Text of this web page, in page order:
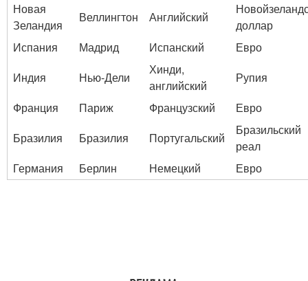
Новая
Зеландия
Веллингтон Английский
доллар
Испания
Мадрид Испанский
Евро
Индия
Нью-Дели
Хинди,
английский
Рупия
Франция
Париж Французский
Евро
Бразилия
Бразилия Португальский
Бразильский
реал
Германия
Берлин Немецкий Евро